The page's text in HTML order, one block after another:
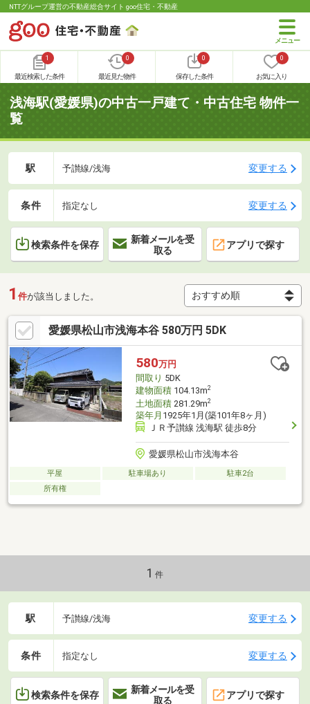
NTTグループ運営の不動産総合サイト goo住宅・不動産
1
最近検索した条件
0
最近見た物件
0
保存した条件
0
お気に入り
浅海駅(愛媛県)の中古一戸建て・中古住宅 物件一
覧
駅 予讃線/浅海 変更する
条件 指定なし 変更する
検索条件を保存
新着メールを受
取る
アプリで探す
1 件が該当しました。
愛媛県松山市浅海本谷 580万円 5DK
580万円
間取り 5DK
建物面積104.13m2
土地面積281.29m2
築年月 1925年1月(築101年8ヶ月)
ＪＲ予讃線 浅海駅 徒歩8分
愛媛県松山市浅海本谷
平屋 駐車場あり
駐車2台
所有権
1 件
駅 予讃線/浅海 変更する
条件 指定なし 変更する
検索条件を保存
新着メールを受
取る
アプリで探す